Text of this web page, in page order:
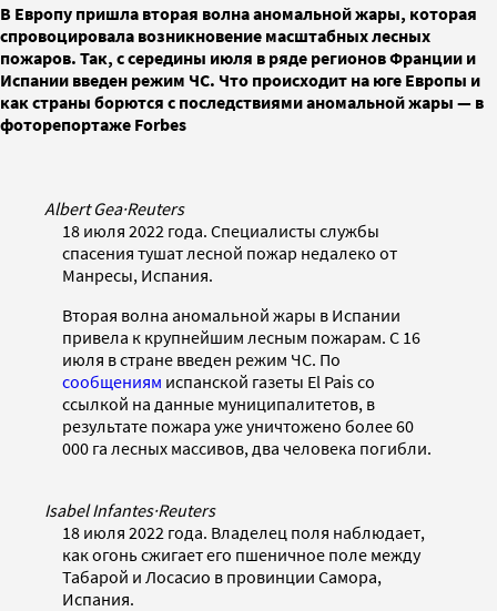
В Европу пришла вторая волна аномальной жары, которая
спровоцировала возникновение масштабных лесных
пожаров. Так, с середины июля в ряде регионов Франции и
Испании введен режим ЧС. Что происходит на юге Европы и
как страны борются с последствиями аномальной жары — в
фоторепортаже Forbes
Albert Gea·Reuters
18 июля 2022 года. Специалисты службы
спасения тушат лесной пожар недалеко от
Манресы, Испания.
Вторая волна аномальной жары в Испании
привела к крупнейшим лесным пожарам. С 16
июля в стране введен режим ЧС. По
сообщениям испанской газеты El Pais со
ссылкой на данные муниципалитетов, в
результате пожара уже уничтожено более 60
000 га лесных массивов, два человека погибли.
Isabel Infantes·Reuters
18 июля 2022 года. Владелец поля наблюдает,
как огонь сжигает его пшеничное поле между
Табарой и Лосасио в провинции Самора,
Испания.